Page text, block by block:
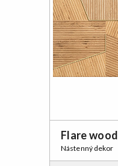
Flare wood
Nástenný dekor